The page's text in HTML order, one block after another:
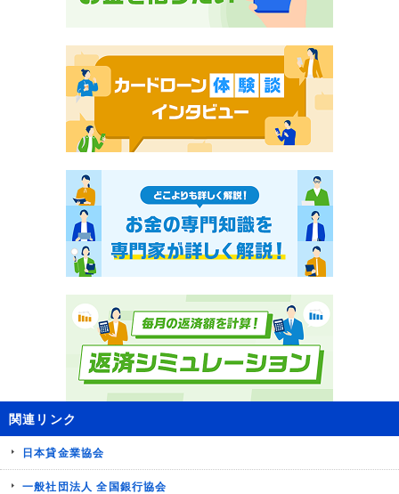
関連リンク
日本貸金業協会
一般社団法人 全国銀行協会